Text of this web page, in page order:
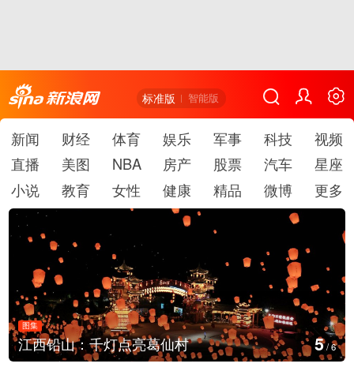
标准版 智能版
新闻 财经 体育 娱乐 军事 科技
视频
直播
美图 NBA 房产 股票 汽车
星座
小说
教育 女性 健康 精品 微博 更多
图集
江西铅山：千灯点亮葛仙村 5/6